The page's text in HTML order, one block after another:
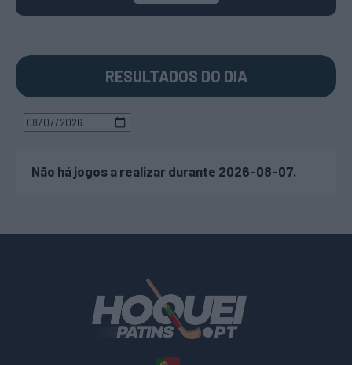
RESULTADOS DO DIA
Não há jogos a realizar durante 2026-08-07.